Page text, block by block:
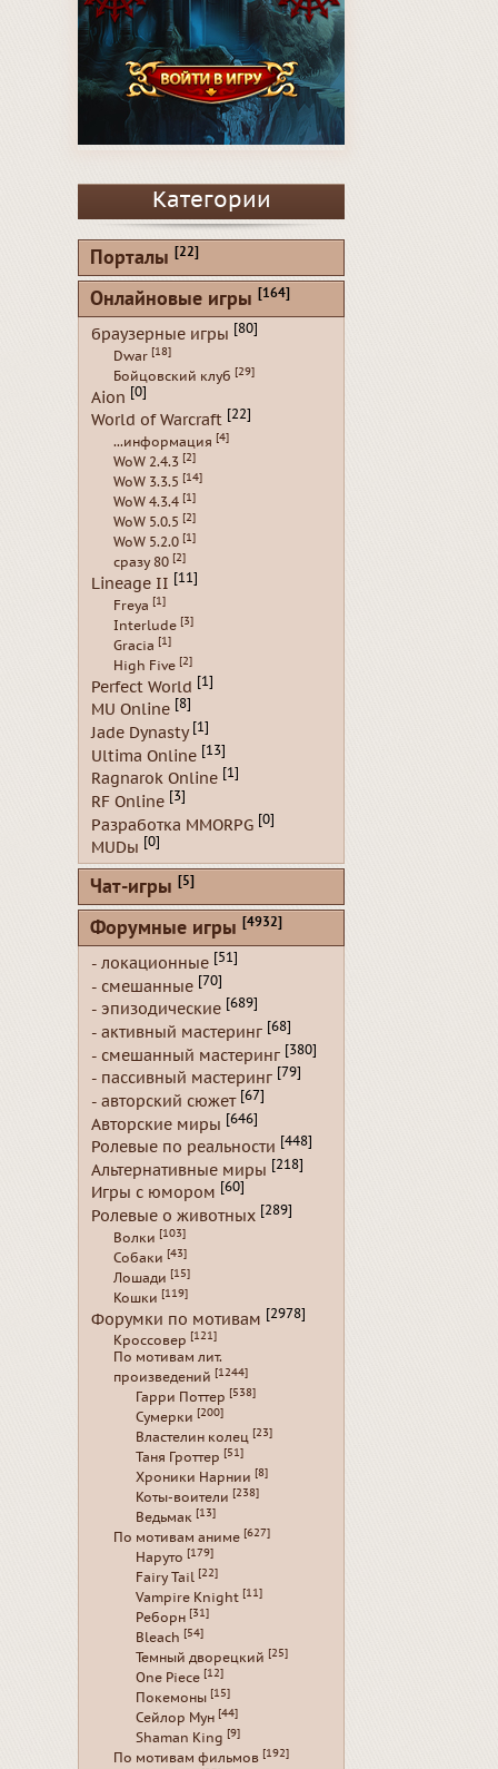
Категории
Порталы [22]
Онлайновые игры [164]
браузерные игры [80]
Dwar [18]
Бойцовский клуб [29]
Aion [0]
World of Warcraft [22]
...информация [4]
WoW 2.4.3 [2]
WoW 3.3.5 [14]
WoW 4.3.4 [1]
WoW 5.0.5 [2]
WoW 5.2.0 [1]
сразу 80 [2]
Lineage II [11]
Freya [1]
Interlude [3]
Gracia [1]
High Five [2]
Perfect World [1]
MU Online [8]
Jade Dynasty [1]
Ultima Online [13]
Ragnarok Online [1]
RF Online [3]
Разработка MMORPG [0]
MUDы [0]
Чат-игры [5]
Форумные игры [4932]
- локационные [51]
- смешанные [70]
- эпизодические [689]
- активный мастеринг [68]
- смешанный мастеринг [380]
- пассивный мастеринг [79]
- авторский сюжет [67]
Авторские миры [646]
Ролевые по реальности [448]
Альтернативные миры [218]
Игры с юмором [60]
Ролевые о животных [289]
Волки [103]
Собаки [43]
Лошади [15]
Кошки [119]
Форумки по мотивам [2978]
Кроссовер [121]
По мотивам лит.
произведений [1244]
Гарри Поттер [538]
Сумерки [200]
Властелин колец [23]
Таня Гроттер [51]
Хроники Нарнии [8]
Коты-воители [238]
Ведьмак [13]
По мотивам аниме [627]
Наруто [179]
Fairy Tail [22]
Vampire Knight [11]
Реборн [31]
Bleach [54]
Темный дворецкий [25]
One Piece [12]
Покемоны [15]
Сейлор Мун [44]
Shaman King [9]
По мотивам фильмов [192]